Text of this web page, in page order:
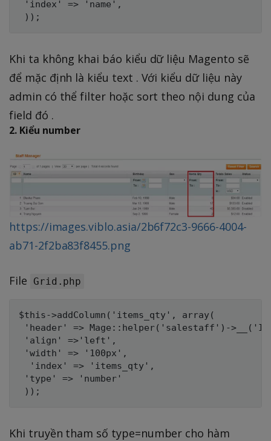
'index' => 'name',
Khi ta không khai báo kiểu dữ liệu Magento sẽ
để mặc định là kiểu text . Với kiểu dữ liệu này
admin có thể filter hoặc sort theo nội dung của
field đó .
2. Kiểu number
https://images.viblo.asia/2b6f72c3-9666-4004-
ab71-2f2ba83f8455.png
File Grid.php
$this->addColumn('items_qty', array(
'header' => Mage::helper('salestaff')-
'align' =>'left',
'width' => '100px',
'index' => 'items_qty',
'type' => 'number'
Khi truyền tham số type=number cho hàm